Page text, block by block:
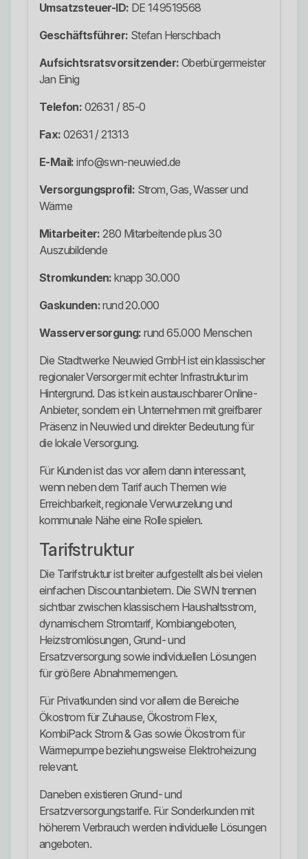
Umsatzsteuer-ID: DE 149519568
Geschäftsführer: Stefan Herschbach
Aufsichtsratsvorsitzender: Oberbürgermeister
Jan Einig
Telefon: 02631 / 85-0
Fax: 02631 / 21313
E-Mail: info@swn-neuwied.de
Versorgungsprofil: Strom, Gas, Wasser und
Wärme
Mitarbeiter: 280 Mitarbeitende plus 30
Auszubildende
Stromkunden: knapp 30.000
Gaskunden:rund 20.000
Wasserversorgung: rund 65.000 Menschen
Die Stadtwerke Neuwied GmbH ist ein klassischer
regionaler Versorger mit echter Infrastruktur im
Hintergrund. Das ist kein austauschbarer Online-
Anbieter, sondern ein Unternehmen mit greifbarer
Präsenz in Neuwied und direkter Bedeutung für
die lokale Versorgung.
Für Kunden ist das vor allem dann interessant,
wenn neben dem Tarif auch Themen wie
Erreichbarkeit, regionale Verwurzelung und
kommunale Nähe eine Rolle spielen.
Tarifstruktur
Die Tarifstruktur ist breiter aufgestellt als bei vielen
einfachen Discountanbietern. Die SWN trennen
sichtbar zwischen klassischem Haushaltsstrom,
dynamischem Stromtarif, Kombiangeboten,
Heizstromlösungen, Grund- und
Ersatzversorgung sowie individuellen Lösungen
für größere Abnahmemengen.
Für Privatkunden sind vor allem die Bereiche
Ökostrom für Zuhause, Ökostrom Flex,
KombiPack Strom & Gas sowie Ökostrom für
Wärmepumpe beziehungsweise Elektroheizung
relevant.
Daneben existieren Grund- und
Ersatzversorgungstarife. Für Sonderkunden mit
höherem Verbrauch werden individuelle Lösungen
angeboten.